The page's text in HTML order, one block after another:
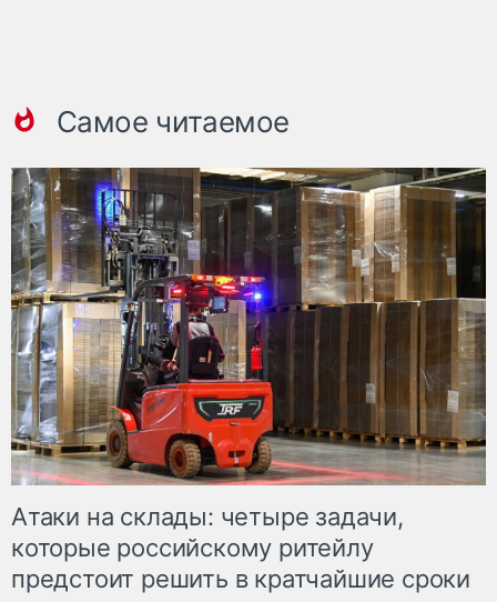
Самое читаемое
Атаки на склады: четыре задачи,
которые российскому ритейлу
предстоит решить в кратчайшие сроки